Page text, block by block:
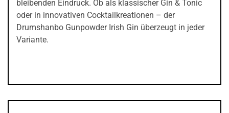
bleibenden Eindruck. Ob als klassischer Gin & Tonic
oder in innovativen Cocktailkreationen – der
Drumshanbo Gunpowder Irish Gin überzeugt in jeder
Variante.